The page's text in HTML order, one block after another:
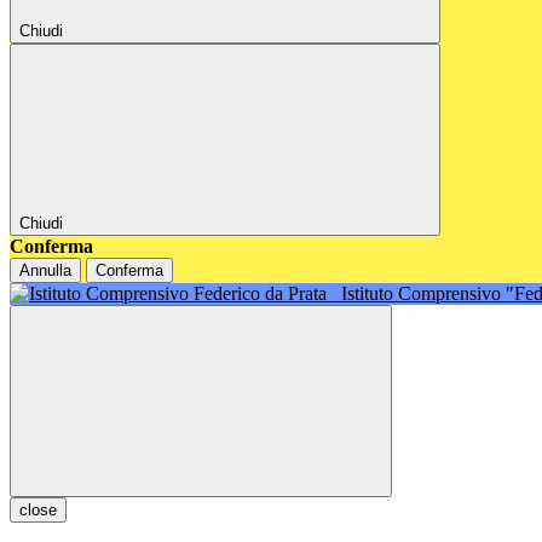
Chiudi
Chiudi
Conferma
Annulla Conferma
Istituto Comprensivo
close